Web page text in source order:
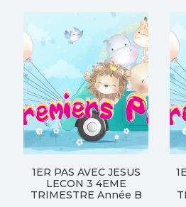
1ER PAS AVEC JESUS
LECON 3 4EME
TRIMESTRE Année B